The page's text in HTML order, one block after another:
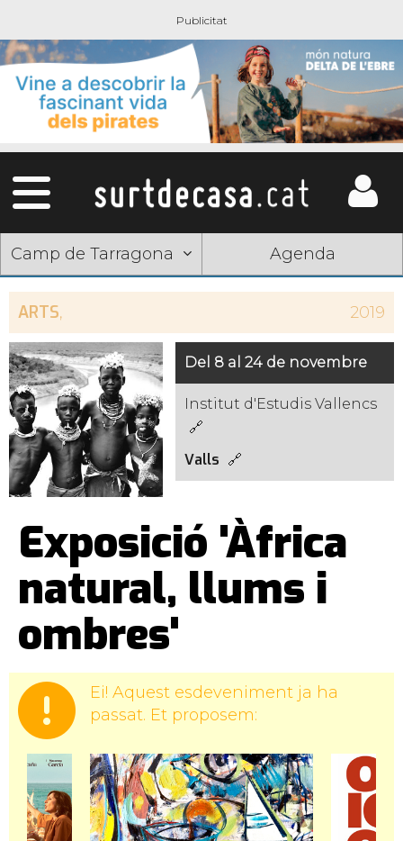
Camp de Tarragona Agenda
ARTS, 2019
Del 8 al 24 de novembre
Institut d'Estudis Vallencs
Valls
Exposició 'Àfrica
natural, llums i
ombres'
Ei! Aquest esdeveniment ja ha
passat. Et proposem: